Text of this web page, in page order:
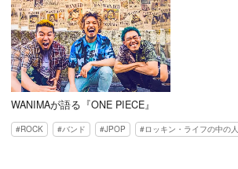
WANIMAが語る『ONE PIECE』
ROCK バンド JPOP ロッキン・ライフの中の人